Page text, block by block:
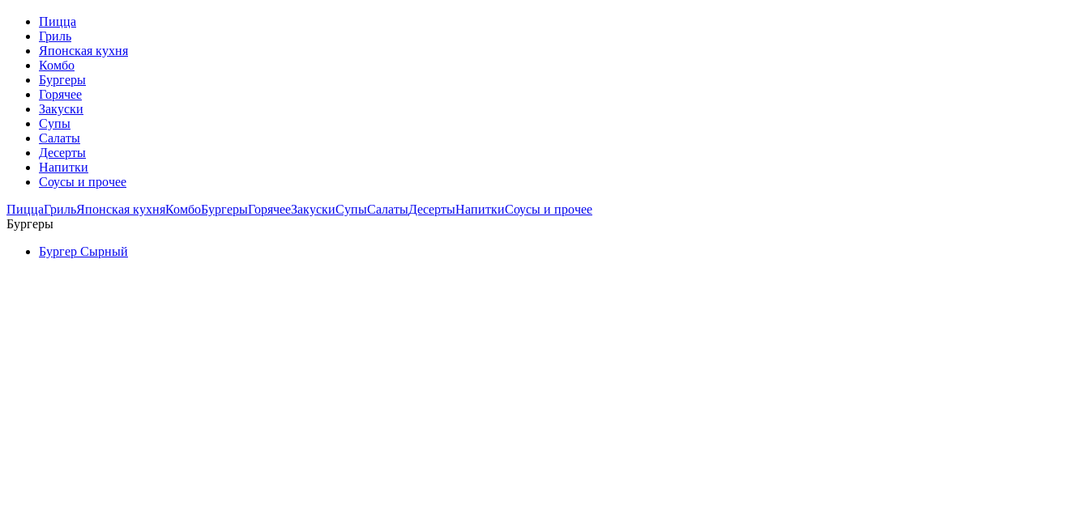
Пицца
Гриль
Японская кухня
Комбо
Бургеры
Горячее
Закуски
Супы
Салаты
Десерты
Напитки
Соусы и прочее
ПиццаГрильЯпонская кухняКомбоБургерыГорячееЗакускиСупыСалатыДесертыНапиткиСоусы и прочее
Бургеры
Бургер Сырный